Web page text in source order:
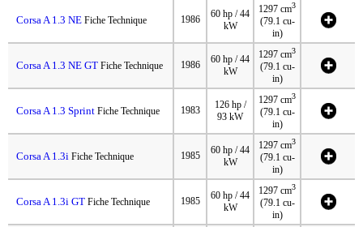
Corsa A 1.3 NE Fiche Technique 1986
60 hp / 44
kW
1297 cm3
(79.1 cu-
in)
Corsa A 1.3 NE GT Fiche Technique 1986
60 hp / 44
kW
1297 cm3
(79.1 cu-
in)
Corsa A 1.3 Sprint Fiche Technique 1983
126 hp /
93 kW
1297 cm3
(79.1 cu-
in)
Corsa A 1.3i Fiche Technique 1985
60 hp / 44
kW
1297 cm3
(79.1 cu-
in)
Corsa A 1.3i GT Fiche Technique 1985
60 hp / 44
kW
1297 cm3
(79.1 cu-
in)